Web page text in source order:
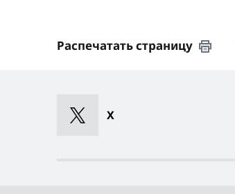
Распечатать страницу
X